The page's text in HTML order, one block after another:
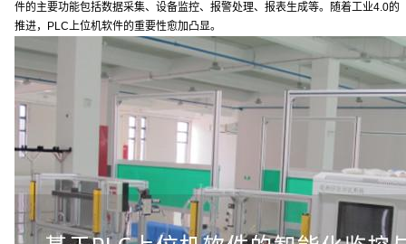
件的主要功能包括数据采集、设备监控、报警处理、报表生成等。随着工业4.0的
推进，PLC上位机软件的重要性愈加凸显。